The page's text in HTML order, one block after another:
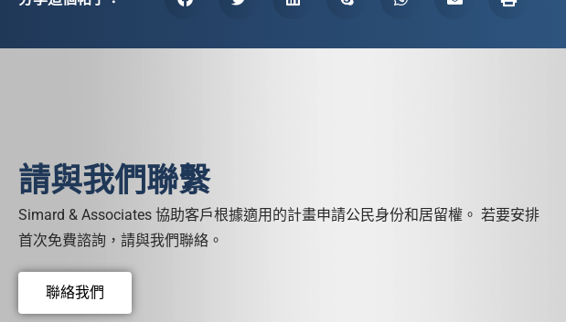
請與我們聯繫
Simard & Associates 協助客戶根據適用的計畫申請公民身份和居留權。 若要安排
首次免費諮詢，請與我們聯絡。
聯絡我們